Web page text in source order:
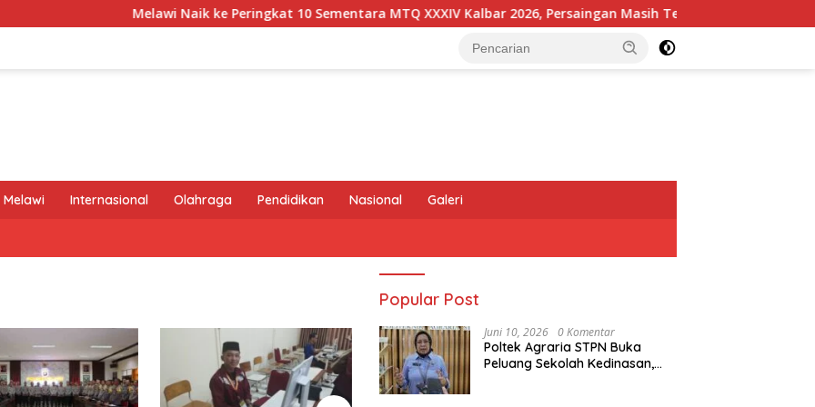
Melawi Naik ke Peringkat 10 Sementara MTQ XXXIV Kalbar 2026, Persaingan Masih Terbuka
Melawi Internasional Olahraga Pendidikan Nasional Galeri
Popular Post
Juni 10, 2026 0 Komentar
Poltek Agraria STPN Buka
Peluang Sekolah Kedinasan,